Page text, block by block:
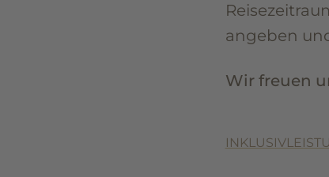
angeben
Wir freuen